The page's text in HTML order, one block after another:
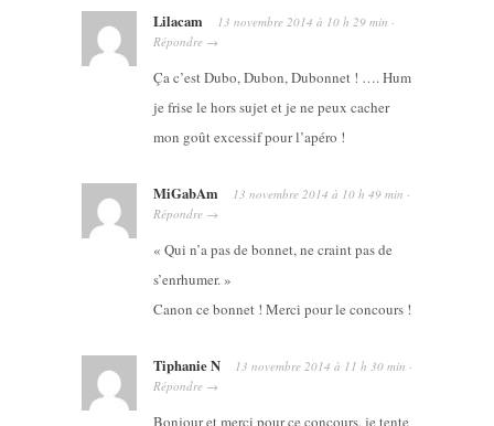
Lilacam 13 novembre 2014 à 10 h 29 min ·
Répondre →
Ça c’est Dubo, Dubon, Dubonnet ! …. Hum
je frise le hors sujet et je ne peux cacher
mon goût excessif pour l’apéro !
MiGabAm 13 novembre 2014 à 10 h 49 min ·
Répondre →
« Qui n’a pas de bonnet, ne craint pas de
s’enrhumer. »
Canon ce bonnet ! Merci pour le concours !
Tiphanie N 13 novembre 2014 à 11 h 30 min ·
Répondre →
Bonjour et merci pour ce concours, je tente